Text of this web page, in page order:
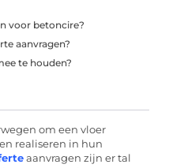
voor betoncire?
aanvragen?
te houden?
om een vloer
realiseren in hun
aanvragen zijn er tal